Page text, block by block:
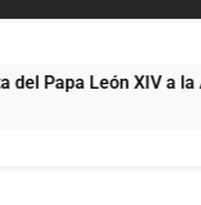
León XIV a la